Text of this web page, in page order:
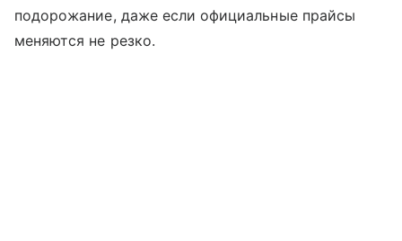
подорожание, даже если официальные прайсы
меняются не резко.